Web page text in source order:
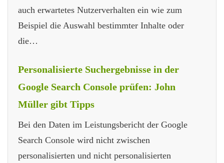
auch erwartetes Nutzerverhalten ein wie zum
Beispiel die Auswahl bestimmter Inhalte oder
die…
Personalisierte Suchergebnisse in der
Google Search Console prüfen: John
Müller gibt Tipps
Bei den Daten im Leistungsbericht der Google
Search Console wird nicht zwischen
personalisierten und nicht personalisierten